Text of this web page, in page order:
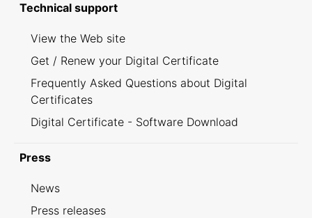
Technical support
View the Web site
Get / Renew your Digital Certificate
Frequently Asked Questions about Digital
Certificates
Digital Certificate - Software Download
Press
News
Press releases